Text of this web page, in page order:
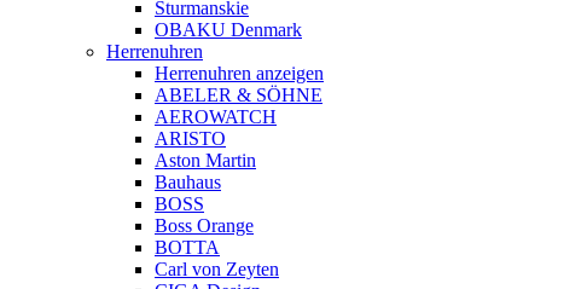
Sturmanskie
OBAKU Denmark
Herrenuhren
Herrenuhren anzeigen
ABELER & SÖHNE
AEROWATCH
ARISTO
Aston Martin
Bauhaus
BOSS
Boss Orange
BOTTA
Carl von Zeyten